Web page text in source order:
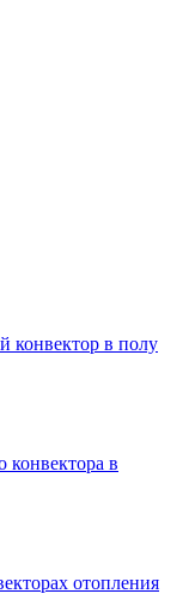
конвектор в полу
конвектора в
отопления